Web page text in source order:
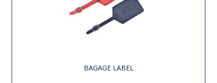
BAGAGE LABEL